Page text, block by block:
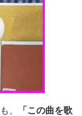
、
「この曲を歌